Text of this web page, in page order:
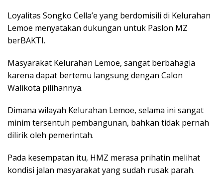
Loyalitas Songko Cella’e yang berdomisili di Kelurahan
Lemoe menyatakan dukungan untuk Paslon MZ
berBAKTI.
Masyarakat Kelurahan Lemoe, sangat berbahagia
karena dapat bertemu langsung dengan Calon
Walikota pilihannya.
Dimana wilayah Kelurahan Lemoe, selama ini sangat
minim tersentuh pembangunan, bahkan tidak pernah
dilirik oleh pemerintah.
Pada kesempatan itu, HMZ merasa prihatin melihat
kondisi jalan masyarakat yang sudah rusak parah.